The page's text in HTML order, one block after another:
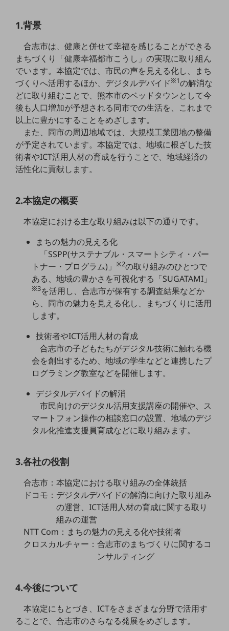
電話・映像コミュニケーション
セキュリティ
データ利活用
運用管理
業務支援・マーケティング
災害対策・BCP
課題・ニーズで探すTOP
コミュニケーション・情報共有
職場環境整備
地域共創・地方創生
顧客体験（CX）改善
人材不足解消
業種・業態で探す
業種・業態で探すTOP
一次産業
医療・介護
モビリティ
キーワードで探す
法人向けスマホ・携帯に関する、
おすすめの機種、料金やサービスをご紹介
1.背景
合志市は、健康と併せて幸福を感じることができる
まちづくり「健康幸福都市こうし」の実現に取り組ん
でいます。本協定では、市民の声を見える化し、まち
づくりへ活用するほか、デジタルデバイド※1の解消な
どに取り組むことで、熊本市のベッドタウンとして今
後も人口増加が予想される同市での生活を、これまで
以上に豊かにすることをめざします。
また、同市の周辺地域では、大規模工業団地の整備
が予定されています。本協定では、地域に根ざした技
術者やICT活用人材の育成を行うことで、地域経済の
活性化に貢献します。
2.本協定の概要
本協定における主な取り組みは以下の通りです。
まちの魅力の見える化
「SSPP(サステナブル・スマートシティ・パー
トナー・プログラム)」※2の取り組みのひとつで
ある、地域の豊かさを可視化する「SUGATAMI」
※3を活用し、合志市が保有する調査結果などか
ら、同市の魅力を見える化し、まちづくりに活用
します。
技術者やICT活用人材の育成
合志市の子どもたちがデジタル技術に触れる機
会を創出するため、地域の学生などと連携したプ
ログラミング教室などを開催します。
デジタルデバイドの解消
市民向けのデジタル活用支援講座の開催や、ス
マートフォン操作の相談窓口の設置、地域のデジ
タル化推進支援員育成などに取り組みます。
3.各社の役割
合志市：本協定における取り組みの全体統括
ドコモ：デジタルデバイドの解消に向けた取り組み
の運営、ICT活用人材の育成に関する取り
組みの運営
NTT Com：まちの魅力の見える化や技術者
クロスカルチャー：合志市のまちづくりに関するコ
ンサルティング
4.今後について
本協定にもとづき、ICTをさまざまな分野で活用す
ることで、合志市のさらなる発展をめざします。